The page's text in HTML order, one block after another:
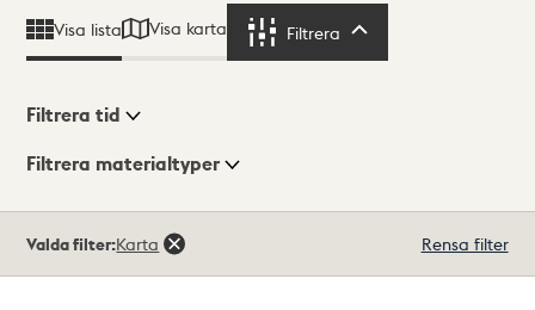
Visa lista Visa karta Filtrera
Visningsläge
Filtrera tid
Filtrera materialtyper
träffar
Valda filter:Karta Rensa filter